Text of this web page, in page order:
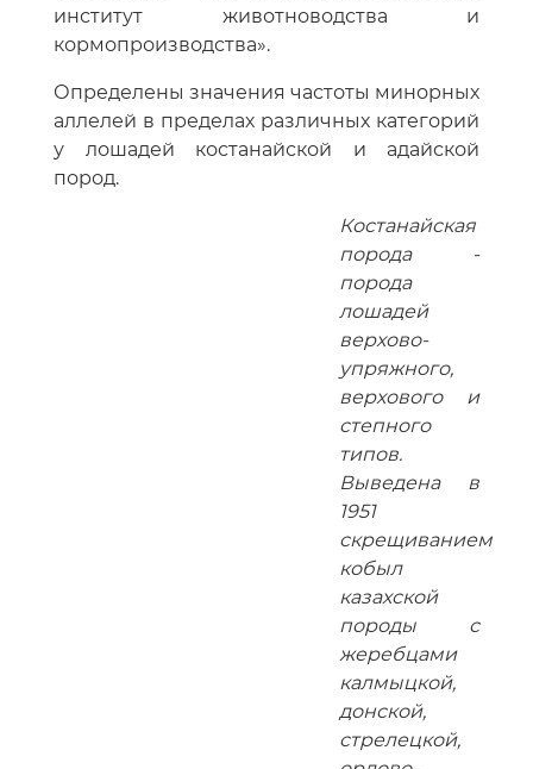
институт животноводства и
кормопроизводства».
Определены значения частоты минорных
аллелей в пределах различных категорий
у лошадей костанайской и адайской
пород.
Костанайская
порода -
порода
лошадей
верхово-
упряжного,
верхового и
степного
типов.
Выведена в
1951
скрещиванием
кобыл
казахской
породы с
жеребцами
калмыцкой,
донской,
стрелецкой,